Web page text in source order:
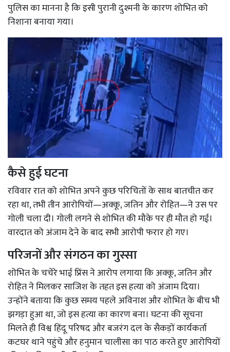
पुलिस का मानना है कि इसी पुरानी दुश्मनी के कारण शोभित को
निशाना बनाया गया।
कैसे हुई घटना
रविवार रात को शोभित अपने कुछ परिचितों के साथ बातचीत कर
रहा था, तभी तीन आरोपियों—अक्कू, जतिन और रोहित—ने उस पर
गोली चला दी। गोली लगने से शोभित की मौके पर ही मौत हो गई।
वारदात को अंजाम देने के बाद सभी आरोपी फरार हो गए।
परिजनों और संगठन का गुस्सा
शोभित के चचेरे भाई प्रिंस ने आरोप लगाया कि अक्कू, जतिन और
रोहित ने मिलकर साजिश के तहत इस हत्या को अंजाम दिया।
उन्होंने बताया कि कुछ समय पहले अविनाश और शोभित के बीच भी
झगड़ा हुआ था, जो इस हत्या का कारण बना। घटना की सूचना
मिलते ही विश्व हिंदू परिषद और बजरंग दल के सैकड़ों कार्यकर्ता
कटघर थाने पहुंचे और हनुमान चालीसा का पाठ करते हुए आरोपियों